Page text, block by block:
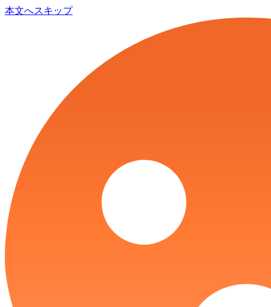
本文へスキップ